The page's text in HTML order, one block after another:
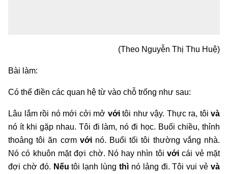
(Theo Nguyễn Thị Thu Huệ)
Bài làm:
Có thể điền các quan hệ từ vào chỗ trống như sau:
Lâu lắm rồi nó mới cởi mở vớitôi như vậy. Thực ra, tôi và
nó ít khi gặp nhau. Tôi đi làm, nó đi học. Buổi chiều, thỉnh
thoảng tôi ăn cơm vớinó. Buổi tối tôi thường vắng nhà.
Nó có khuôn mặt đợi chờ. Nó hay nhìn tôivớicái vẻ mặt
đợi chờ đó. Nếu tôi lạnh lùngthì nó lảng đi. Tôi vui vẻvà